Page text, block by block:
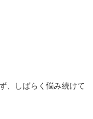
、しばらく悩み続けて